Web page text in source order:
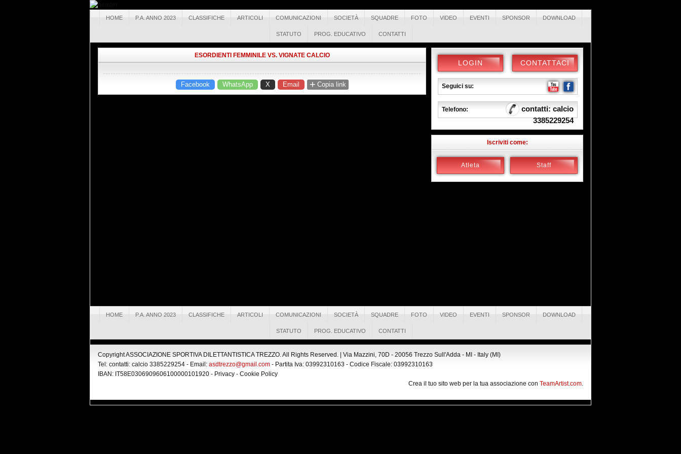
HOME P.A. ANNO 2023 CLASSIFICHE ARTICOLI COMUNICAZIONI SOCIETÀ SQUADRE FOTO VIDEO EVENTI SPONSOR DOWNLOAD
STATUTO PROG. EDUCATIVO CONTATTI
ESORDIENTI FEMMINILE VS. VIGNATE CALCIO
Facebook WhatsApp X Email + Copia link
LOGIN CONTATTACI
Seguici su:
Telefono:
contatti: calcio
3385229254
Iscriviti come:
Atleta Staff
HOME P.A. ANNO 2023 CLASSIFICHE ARTICOLI COMUNICAZIONI SOCIETÀ SQUADRE FOTO VIDEO EVENTI SPONSOR DOWNLOAD
STATUTO PROG. EDUCATIVO CONTATTI
Copyright ASSOCIAZIONE SPORTIVA DILETTANTISTICA TREZZO. All Rights Reserved. | Via Mazzini, 70D - 20056 Trezzo Sull'Adda - MI - Italy (MI)
Tel: contatti: calcio 3385229254 - Email: asdtrezzo@gmail.com - Partita Iva: 03992310163 - Codice Fiscale: 03992310163
IBAN: IT58E0306909606100000101920 - Privacy - Cookie Policy
Crea il tuo sito web per la tua associazione con TeamArtist.com.